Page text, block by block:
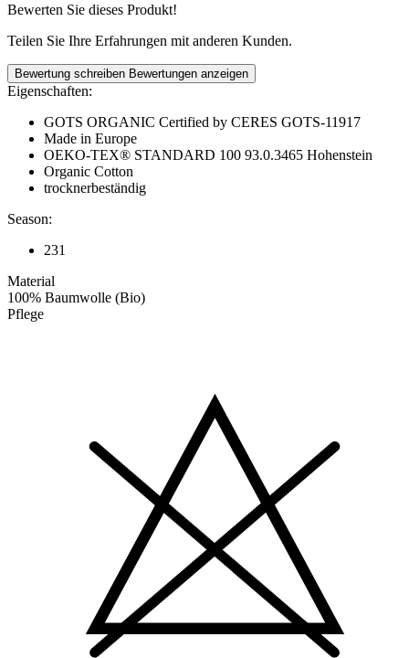
Bewerten Sie dieses Produkt!
Teilen Sie Ihre Erfahrungen mit anderen Kunden.
Bewertung schreiben Bewertungen anzeigen
Eigenschaften:
GOTS ORGANIC Certified by CERES GOTS-11917
Made in Europe
OEKO-TEX® STANDARD 100 93.0.3465 Hohenstein
Organic Cotton
trocknerbeständig
Season:
231
Material
100% Baumwolle (Bio)
Pflege